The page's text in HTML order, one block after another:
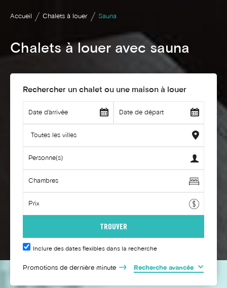
Accueil Chalets à louer Sauna
Chalets à louer avec sauna
Rechercher un chalet ou une maison à louer
Inclure des dates flexibles dans la recherche
Promotions de dernière minute Recherche avancée